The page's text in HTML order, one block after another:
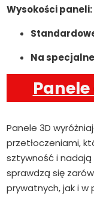
Wysokości paneli:
Na
Panele 3D
przetłoczeniami,
sztywność i
sprawdzą się
prywatnych, jak i w